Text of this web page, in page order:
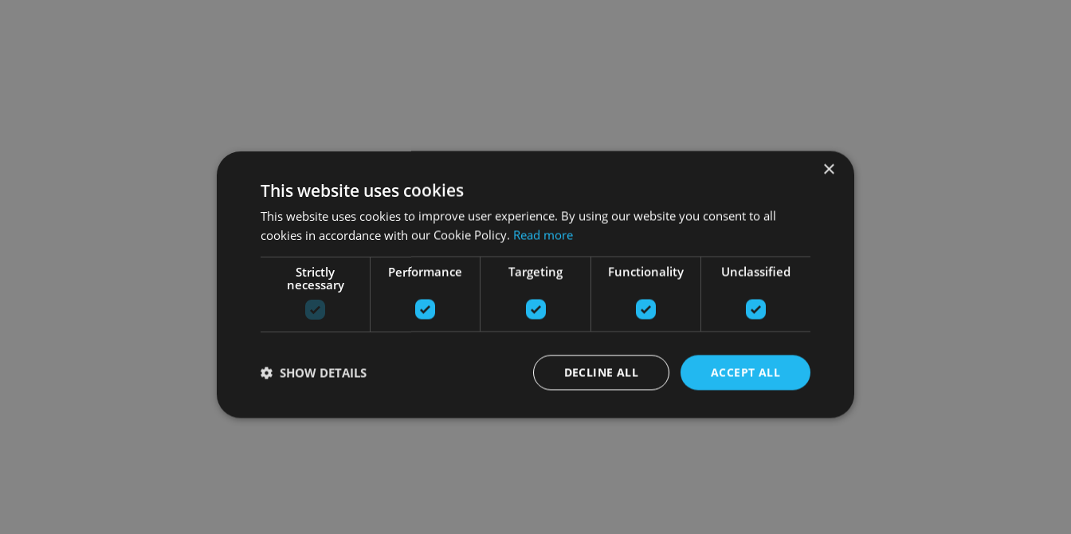
×
This website uses cookies
This website uses cookies to improve user experience. By using our website you consent to all
cookies in accordance with our Cookie Policy. Read more
Strictly
necessary
Performance Targeting Functionality Unclassified
ACCEPT ALL
DECLINE ALL
SHOW DETAILS